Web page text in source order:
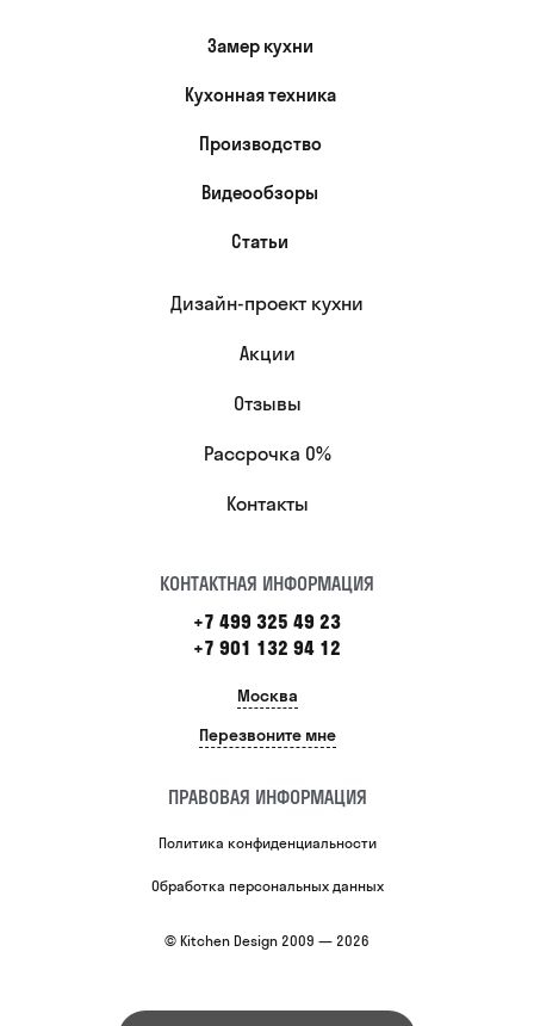
Замер кухни
Кухонная техника
Производство
Видеообзоры
Статьи
Дизайн-проект кухни
Акции
Отзывы
Рассрочка 0%
Контакты
КОНТАКТНАЯ ИНФОРМАЦИЯ
+7 499 325 49 23
+7 901 132 94 12
Москва
Перезвоните мне
ПРАВОВАЯ ИНФОРМАЦИЯ
Политика конфиденциальности
Обработка персональных данных
© Kitchen Design 2009 — 2026